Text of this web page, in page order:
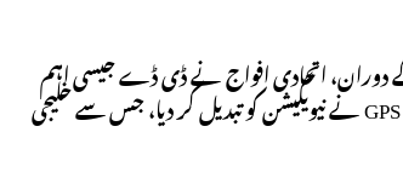
دوران، اتحادی افواج نے ڈی ڈے جیسی اہم
کارروائیوں کی منصوبہ بندی کے لیے کاغذی نقشوں اور فضائی جاسوسی کا استعمال کیا۔ 1990 کی دہائی میں GPS نے نیویگیشن کو تبدیل کر دیا، جس سے خلیجی